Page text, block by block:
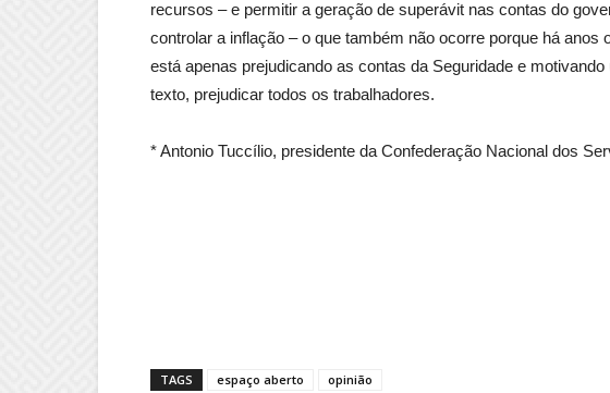
recursos – e permitir a geração de superávit nas contas do
controlar a inflação – o que também não ocorre porque há
está apenas prejudicando as contas da Seguridade e
texto, prejudicar todos os trabalhadores.
* Antonio Tuccílio, presidente da Confederação Nacional dos
TAGS espaço aberto opinião